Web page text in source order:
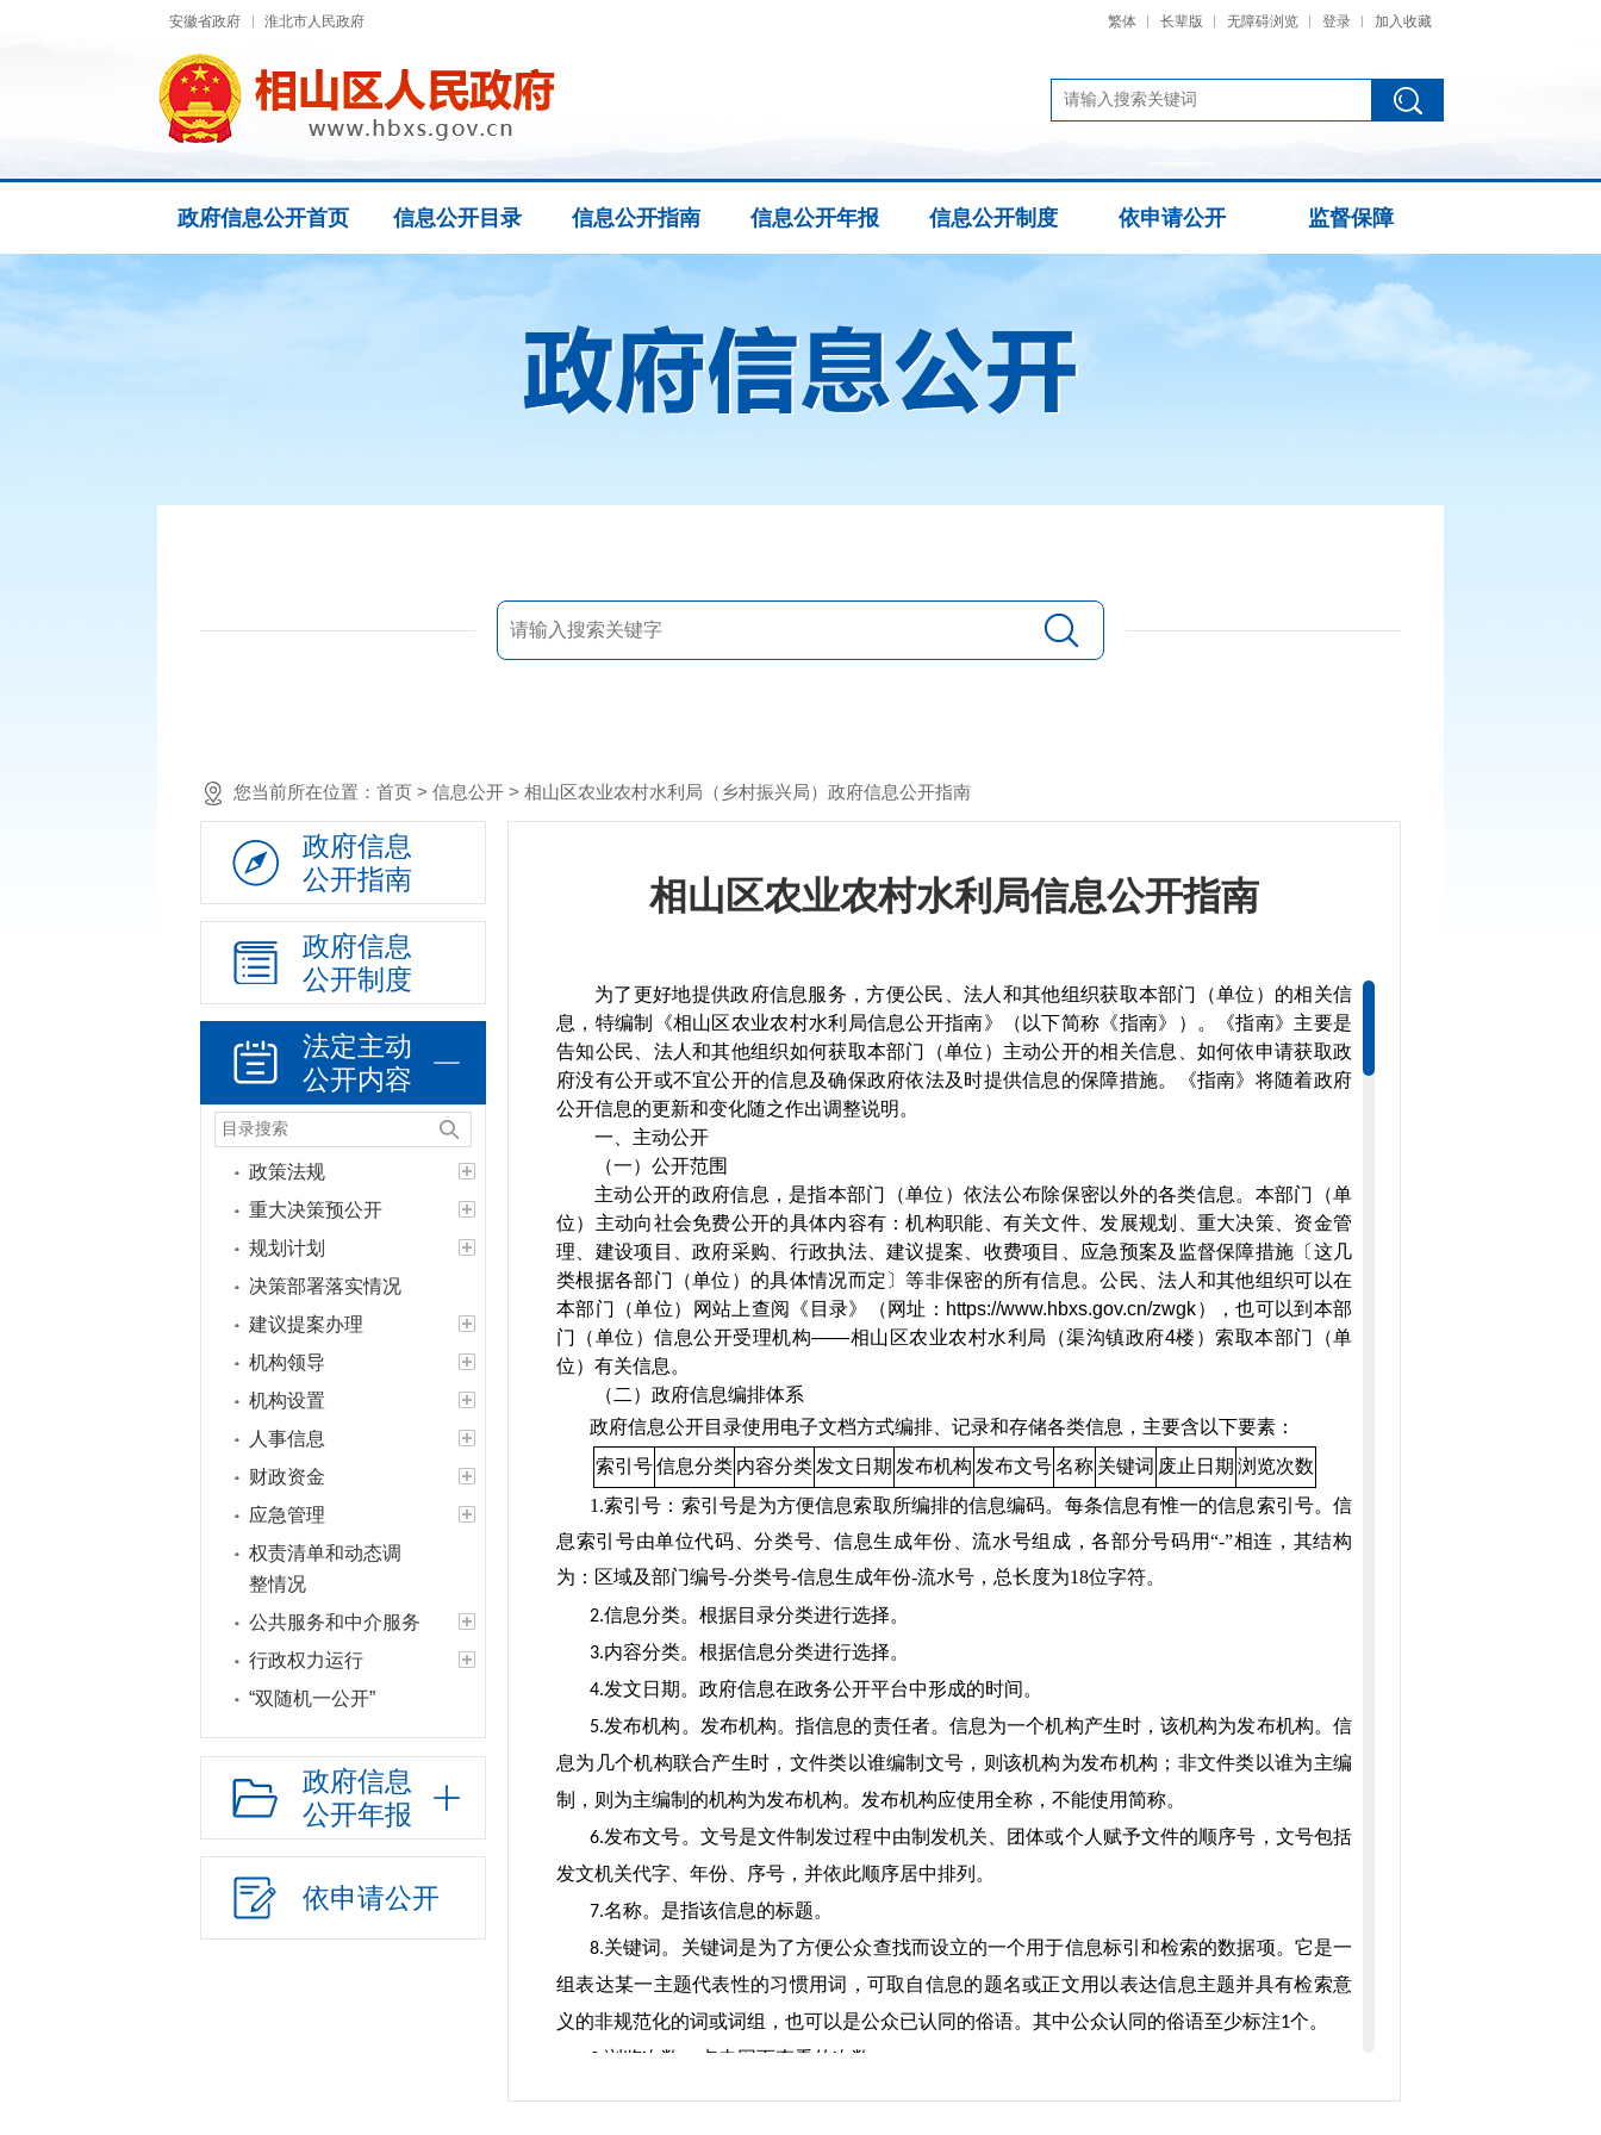
安徽省政府 淮北市人民政府 繁体 长辈版 无障碍浏览 登录 加入收藏
政府信息公开首页 信息公开目录 信息公开指南 信息公开年报 信息公开制度 依申请公开 监督保障
您当前所在位置： 首页 > 信息公开 > 相山区农业农村水利局（乡村振兴局）政府信息公开指南
政府信息
公开指南
政府信息
公开制度
法定主动
公开内容
政策法规
重大决策预公开
规划计划
决策部署落实情况
建议提案办理
机构领导
机构设置
人事信息
财政资金
应急管理
权责清单和动态调
整情况
公共服务和中介服务
行政权力运行
“双随机一公开”
网上政务服务
招标采购
新闻发布
本级政策解读
政府信息
公开年报
依申请公开
相山区农业农村水利局信息公开指南
为了更好地提供政府信息服务，方便公民、法人和其他组织获取本部门（单位）的相关信
息，特编制《相山区农业农村水利局信息公开指南》（以下简称《指南》）。《指南》主要是
告知公民、法人和其他组织如何获取本部门（单位）主动公开的相关信息、如何依申请获取政
府没有公开或不宜公开的信息及确保政府依法及时提供信息的保障措施。《指南》将随着政府
公开信息的更新和变化随之作出调整说明。
一、主动公开
（一）公开范围
主动公开的政府信息，是指本部门（单位）依法公布除保密以外的各类信息。本部门（单
位）主动向社会免费公开的具体内容有：机构职能、有关文件、发展规划、重大决策、资金管
理、建设项目、政府采购、行政执法、建议提案、收费项目、应急预案及监督保障措施〔这几
类根据各部门（单位）的具体情况而定〕等非保密的所有信息。公民、法人和其他组织可以在
本部门（单位）网站上查阅《目录》（网址： https://www.hbxs.gov.cn/zwgk），也可以到本部
门（单位）信息公开受理机构——相山区农业农村水利局（渠沟镇政府4楼）索取本部门（单
位）有关信息。
（二）政府信息编排体系
政府信息公开目录使用电子文档方式编排、记录和存储各类信息，主要含以下要素：
索引号 信息分类 内容分类 发文日期 发布机构 发布文号 名称 关键词 废止日期 浏览次数
1.索引号：索引号是为方便信息索取所编排的信息编码。每条信息有惟一的信息索引号。信
息索引号由单位代码、分类号、信息生成年份、流水号组成，各部分号码用“-”相连，其结构
为：区域及部门编号-分类号-信息生成年份-流水号，总长度为18位字符。
2.信息分类。根据目录分类进行选择。
3.内容分类。根据信息分类进行选择。
4.发文日期。政府信息在政务公开平台中形成的时间。
5.发布机构。发布机构。指信息的责任者。信息为一个机构产生时，该机构为发布机构。信
息为几个机构联合产生时，文件类以谁编制文号，则该机构为发布机构；非文件类以谁为主编
制，则为主编制的机构为发布机构。发布机构应使用全称，不能使用简称。
6.发布文号。文号是文件制发过程中由制发机关、团体或个人赋予文件的顺序号，文号包括
发文机关代字、年份、序号，并依此顺序居中排列。
7.名称。是指该信息的标题。
8.关键词。关键词是为了方便公众查找而设立的一个用于信息标引和检索的数据项。它是一
组表达某一主题代表性的习惯用词，可取自信息的题名或正文用以表达信息主题并具有检索意
义的非规范化的词或词组，也可以是公众已认同的俗语。其中公众认同的俗语至少标注1个。
浏览次数。点击网页查看的次数。